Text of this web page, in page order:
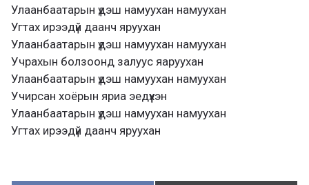
Улаанбаатарын үдэш намуухан намуухан
Угтах ирээдүй даанч яруухан
Улаанбаатарын үдэш намуухан намуухан
Учрахын болзоонд залуус яаруухан
Улаанбаатарын үдэш намуухан намуухан
Учирсан хоёрын яриа эедүүхэн
Улаанбаатарын үдэш намуухан намуухан
Угтах ирээдүй даанч яруухан